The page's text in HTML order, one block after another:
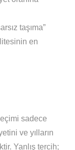
taşıma”
en
sadece
ve yılların
Yanlış tercih;